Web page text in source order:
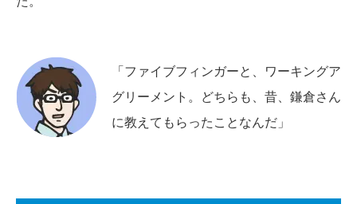
「ファイブフィンガーと、ワーキングア
グリーメント。どちらも、昔、鎌倉さん
に教えてもらったことなんだ」